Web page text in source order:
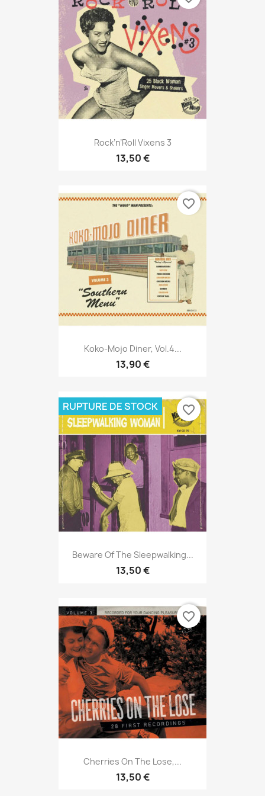
Rock’n’Roll Vixens 3
13,50 €
Koko-Mojo Diner, Vol.4...
13,90 €
favorite_border
Beware Of The Sleepwalking...
13,50 €
RUPTURE DE STOCK favorite_border
Cherries On The Lose,...
13,50 €
favorite_border